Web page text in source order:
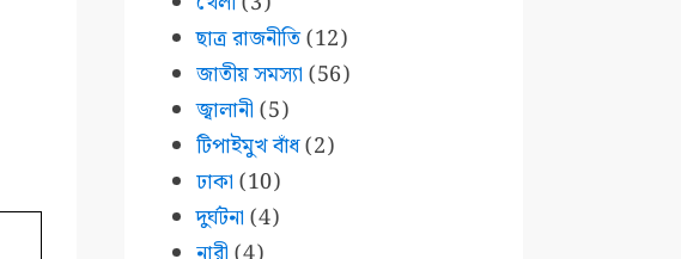
ছাত্র রাজনীতি(12)
জাতীয় সমস্যা (56)
জ্বালানী (5)
টিপাইমুখ বাঁধ(2)
ঢাকা (10)
দুর্ঘটনা (4)